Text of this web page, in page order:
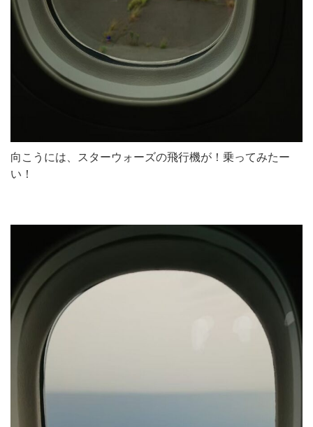
向こうには、スターウォーズの飛行機が！乗ってみたー
い！